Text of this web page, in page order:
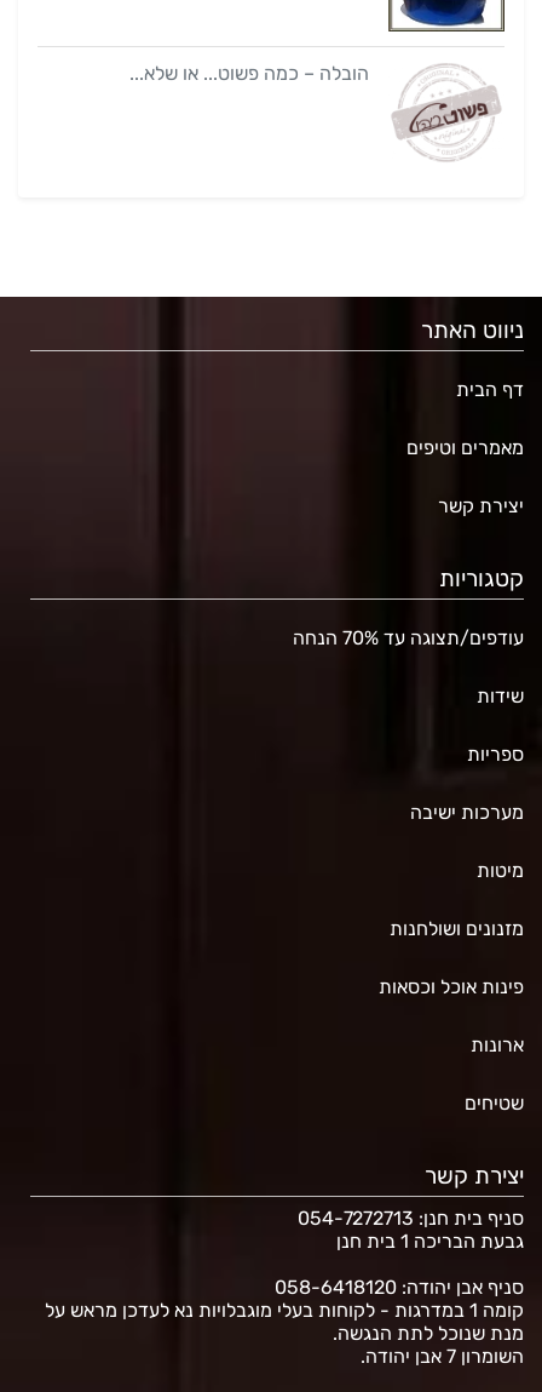
הובלה – כמה פשוט... או שלא...
ניווט האתר
דף הבית
מאמרים וטיפים
יצירת קשר
קטגוריות
עודפים/תצוגה עד 70% הנחה
שידות
ספריות
מערכות ישיבה
מיטות
מזנונים ושולחנות
פינות אוכל וכסאות
ארונות
שטיחים
יצירת קשר
סניף בית חנן: 054-7272713
גבעת הבריכה 1 בית חנן
סניף אבן יהודה: 058-6418120
קומה 1 במדרגות - לקוחות בעלי מוגבלויות נא לעדכן מראש על
מנת שנוכל לתת הנגשה.
השומרון 7 אבן יהודה.